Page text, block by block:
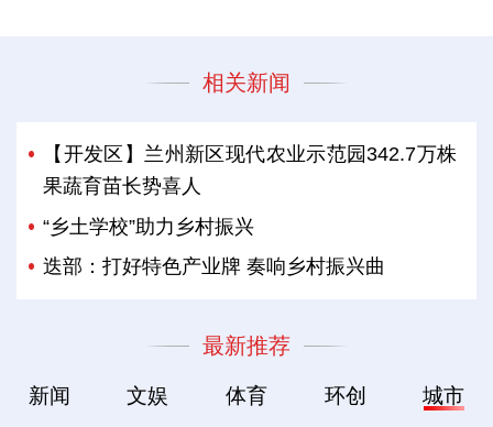
相关新闻
【开发区】兰州新区现代农业示范园342.7万株
果蔬育苗长势喜人
“乡土学校”助力乡村振兴
迭部：打好特色产业牌 奏响乡村振兴曲
最新推荐
新闻 文娱 体育 环创 城市